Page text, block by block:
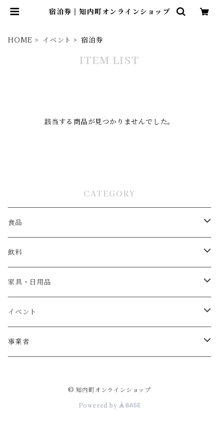
宿泊券 | 知内町オンラインショップ
HOME イベント 宿泊券
ITEM LIST
該当する商品が見つかりませんでした。
CATEGORY
食品
肉
米・パン
魚介類
牡蠣
お菓子
飲料
日本酒
ウイスキー
家具・日用品
ベビーチェア
テーブル
イベント
宿泊券
事業者
© 知内町オンラインショップ
Powered by